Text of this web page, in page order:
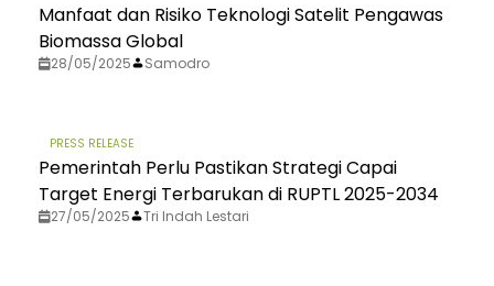
Manfaat dan Risiko Teknologi Satelit Pengawas
Biomassa Global
28/05/2025 Samodro
PRESS RELEASE
Pemerintah Perlu Pastikan Strategi Capai
Target Energi Terbarukan di RUPTL 2025-2034
27/05/2025 Tri Indah Lestari